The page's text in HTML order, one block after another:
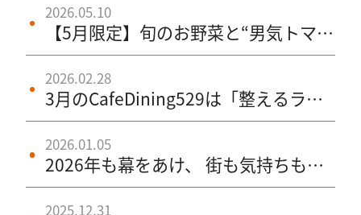
2026.05.10
【5月限定】旬のお野菜と“男気トマ
ト”が主役！旬を味わう5月へ。抹茶ス
イーツも登場！
2026.02.28
3月のCafeDining529は「整えるラン
チ・ときめくいちご・芯のあるトマ
ト」の3本柱
2026.01.05
2026年も幕をあけ、 街も気持ちも、
少しずつ日常モードへ。
2025.12.31